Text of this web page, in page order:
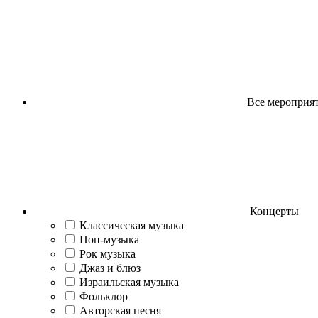
Все
Концерты
Классическая музыка
Поп-музыка
Рок музыка
Джаз и блюз
Израильская музыка
Фольклор
Авторская песня